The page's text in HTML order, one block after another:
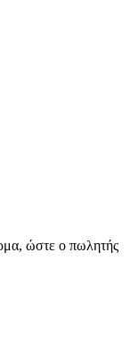
ώστε ο πωλητής